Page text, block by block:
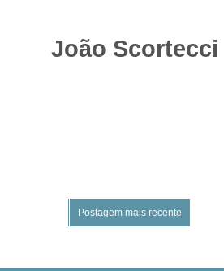
João Scortecci
Postagem mais recente